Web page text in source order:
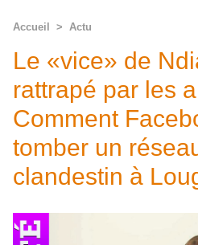
Accueil > Actu
Le «vice» de
rattrapé par les
Comment
tomber un
clandestin à